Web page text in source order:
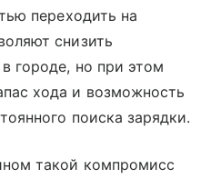
переходить на
снизить
в городе, но при этом
хода и возможность
поиска зарядки.
такой компромисс